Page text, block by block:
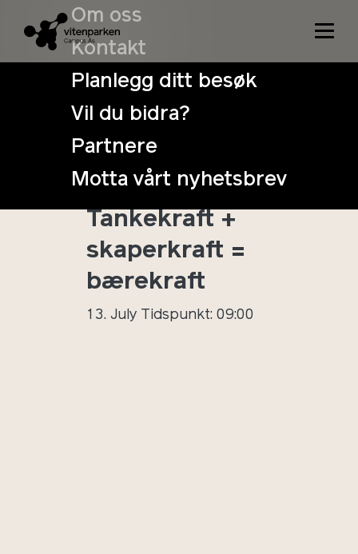
Om oss
Kontakt
Planlegg ditt besøk
Vil du bidra?
Partnere
Motta vårt nyhetsbrev
Sommer med
Vitenparken
uke 29:
Tankekraft +
skaperkraft =
bærekraft
13. July Tidspunkt: 09:00